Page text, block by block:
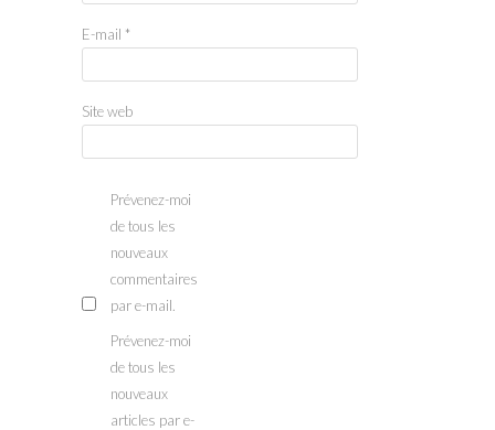
E-mail *
Site web
Prévenez-moi
de tous les
nouveaux
commentaires
par e-mail.
Prévenez-moi
de tous les
nouveaux
articles par e-